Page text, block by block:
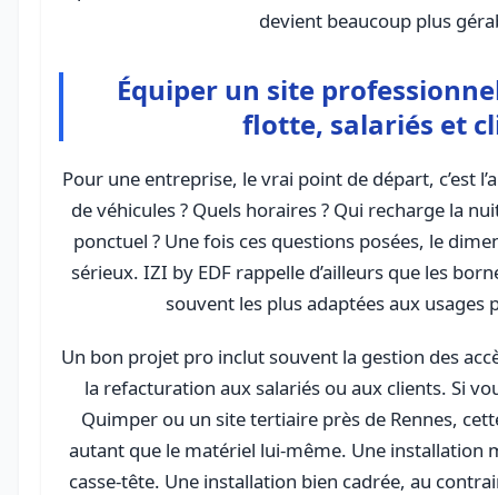
devient beaucoup plus
Équiper un site
flotte, salariés et
Pour une entreprise, le vrai point de départ, c’est
de véhicules ? Quels horaires ? Qui recharge la
ponctuel ? Une fois ces questions posées, le
sérieux. IZI by EDF rappelle d’ailleurs que les
souvent les plus adaptées aux usages
Un bon projet pro inclut souvent la gestion des
la refacturation aux salariés ou aux clients. Si
Quimper ou un site tertiaire près de Rennes,
autant que le matériel lui-même. Une installation
casse-tête. Une installation bien cadrée, au